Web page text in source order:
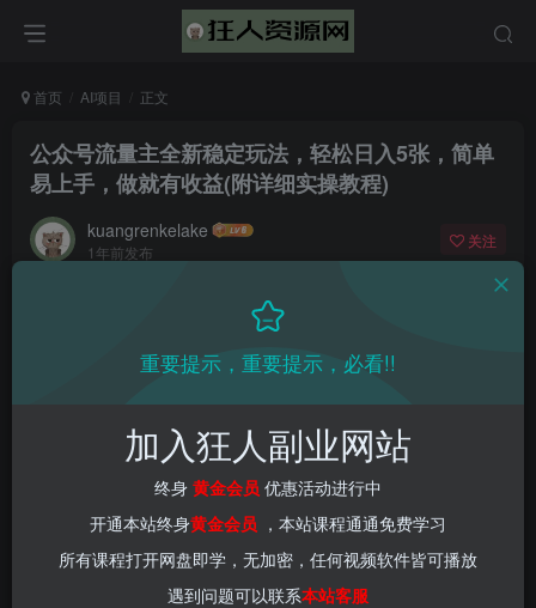
首页 AI项目 正文
公众号流量主全新稳定玩法，轻松日入5张，简单
易上手，做就有收益(附详细实操教程)
kuangrenkelake
1年前发布
关注
重要提示，重要提示，必看!!
加入狂人副业网站
终身 黄金会员 优惠活动进行中
开通本站终身黄金会员 ，本站课程通通免费学习
所有课程打开网盘即学，无加密，任何视频软件皆可播放
遇到问题可以联系本站客服